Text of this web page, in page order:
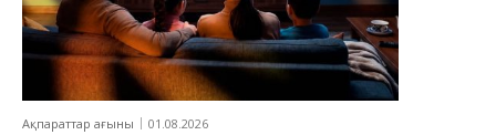
Ақпараттар ағыны 01.08.2026